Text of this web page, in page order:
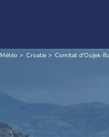
Météo Croatie Comitat d'Osijek-